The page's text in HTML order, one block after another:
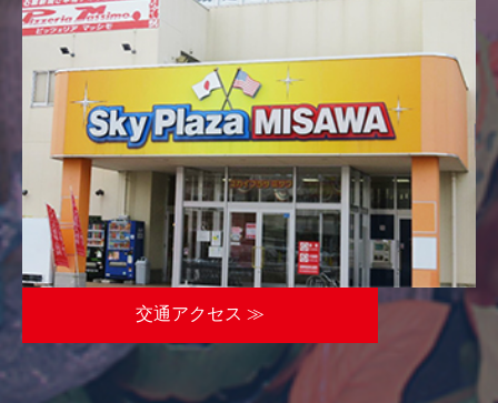
交通アクセス ≫